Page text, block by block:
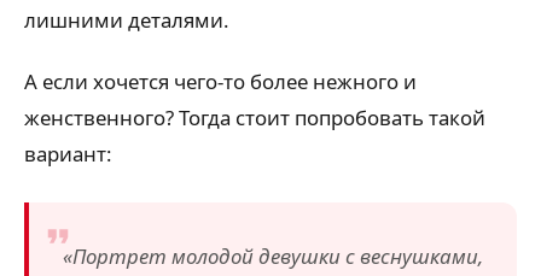
лишними деталями.
А если хочется чего-то более нежного и
женственного? Тогда стоит попробовать такой
вариант:
«Портрет молодой девушки с веснушками,